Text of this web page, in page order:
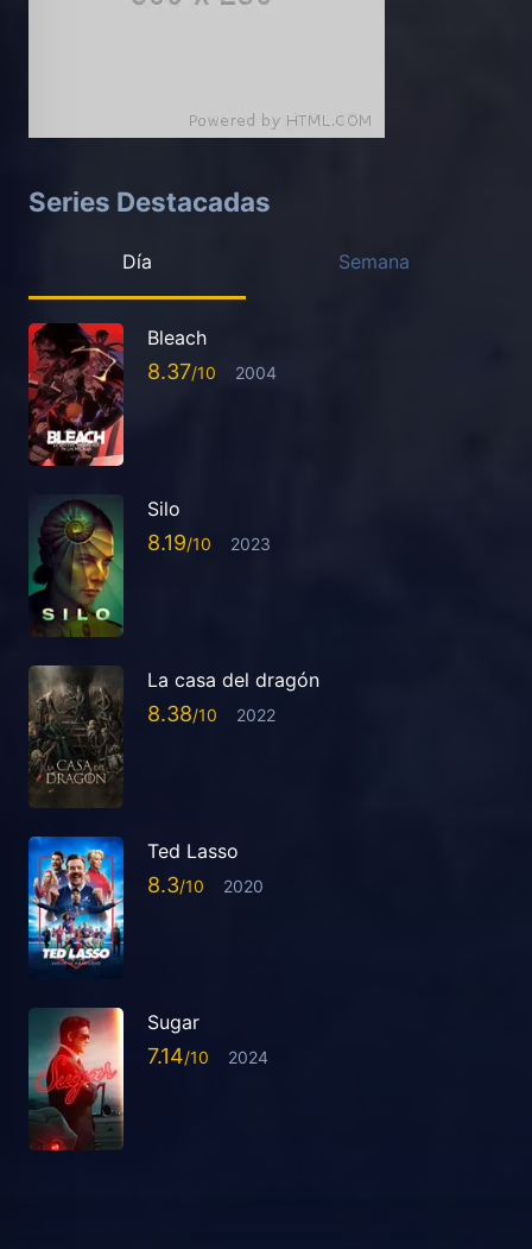
Series Destacadas
Día Semana
Bleach
8.37 2004
Silo
8.19 2023
La casa del dragón
8.38 2022
Ted Lasso
8.3 2020
Sugar
7.14 2024